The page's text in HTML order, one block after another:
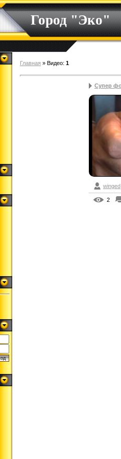
Город "Эко"
Главная » Видео: 1
Супер
winged
2